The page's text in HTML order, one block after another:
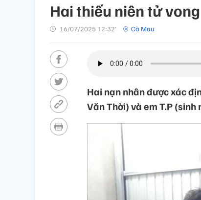
Hai thiếu niên tử
16/07/2025 12:32’ Cà Mau
Hai nạn nhân được xác
Văn Thời) và em T.P